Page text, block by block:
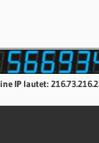
IP lautet: